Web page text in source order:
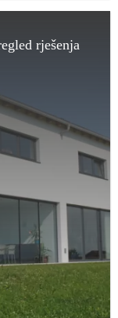
rješenja